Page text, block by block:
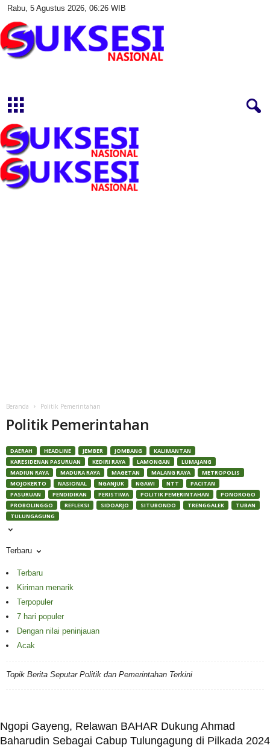
Rabu, 5 Agustus 2026, 06:26 WIB
s
i
a
s
Beranda Politik Pemerintahan
Politik Pemerintahan
DAERAH HEADLINE JEMBER JOMBANG
KALIMANTAN
KARESIDENAN PASURUAN
KEDIRI RAYA LAMONGAN
LUMAJANG
MADIUN RAYA
MADURA RAYA MAGETAN MALANG RAYA
METROPOLIS
MOJOKERTO
NASIONAL NGANJUK NGAWI NTT
PACITAN
PASURUAN
PENDIDIKAN PERISTIWA POLITIK PEMERINTAHAN
PONOROGO
PROBOLINGGO
REFLEKSI SIDOARJO SITUBONDO TRENGGALEK
TUBAN
TULUNGAGUNG
Terbaru
Terbaru
Kiriman menarik
Terpopuler
7 hari populer
Dengan nilai peninjauan
Acak
Topik Berita Seputar Politik dan Pemerintahan Terkini
Ngopi Gayeng, Relawan BAHAR Dukung Ahmad
Baharudin Sebagai Cabup Tulungagung di Pilkada 2024